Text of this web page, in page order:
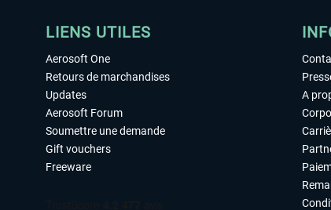
LIENS UTILES
Aerosoft One
Retours de marchandises
Updates
Aerosoft Forum
Soumettre une demande
Gift vouchers
Freeware
A